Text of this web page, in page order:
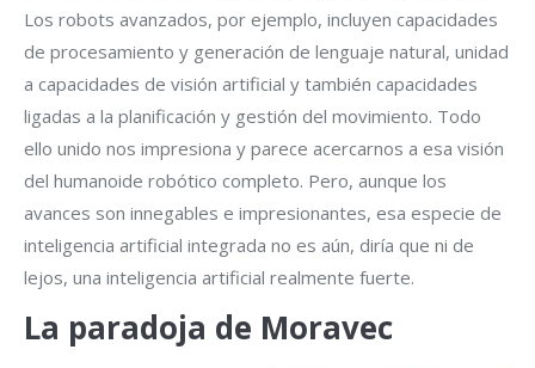
Los robots avanzados, por ejemplo, incluyen capacidades
de procesamiento y generación de lenguaje natural, unidad
a capacidades de visión artificial y también capacidades
ligadas a la planificación y gestión del movimiento. Todo
ello unido nos impresiona y parece acercarnos a esa visión
del humanoide robótico completo. Pero, aunque los
avances son innegables e impresionantes, esa especie de
inteligencia artificial integrada no es aún, diría que ni de
lejos, una inteligencia artificial realmente fuerte.
La paradoja de Moravec